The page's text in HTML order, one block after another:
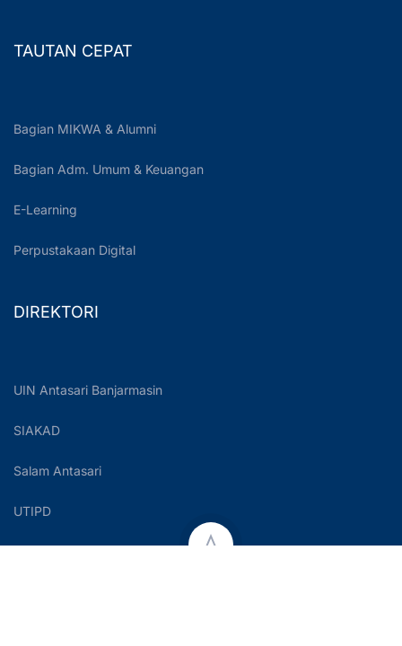
TAUTAN CEPAT
Bagian MIKWA & Alumni
Bagian Adm. Umum & Keuangan
E-Learning
Perpustakaan Digital
DIREKTORI
UIN Antasari Banjarmasin
SIAKAD
Salam Antasari
UTIPD